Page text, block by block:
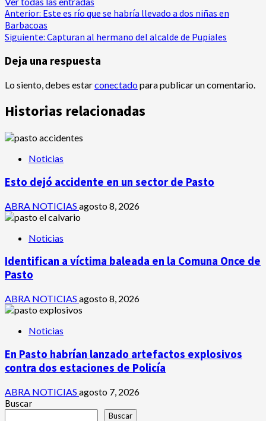
Navegación
de
entradas
Anterior: Este es río que se habría llevado a dos niñas en
Barbacoas
Siguiente: Capturan al hermano del alcalde de Pupiales
Deja una respuesta
Lo siento, debes estarconectadopara publicar un comentario.
Historias relacionadas
Noticias
Esto dejó accidente en un sector de Pasto
ABRA NOTICIAS agosto 8, 2026
Noticias
Identifican a víctima baleada en la Comuna Once de
Pasto
ABRA NOTICIAS agosto 8, 2026
Noticias
En Pasto habrían lanzado artefactos explosivos
contra dos estaciones de Policía
ABRA NOTICIAS agosto 7, 2026
Buscar
Buscar